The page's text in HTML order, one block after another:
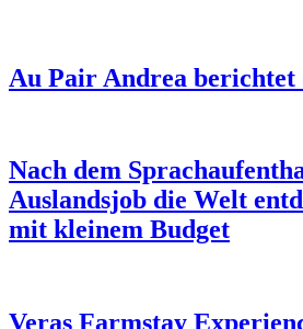
Au Pair Andrea berichtet
Nach dem
Auslandsjob die Welt
mit kleinem Budget
Veras Farmstay